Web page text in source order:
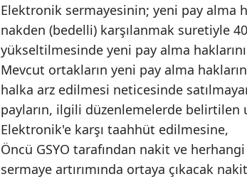
Elektronik sermayesinin; yeni pay alma
nakden (bedelli) karşılanmak suretiyle
yükseltilmesinde yeni pay alma
Mevcut ortakların yeni pay alma
halka arz edilmesi neticesinde
payların, ilgili düzenlemelerde belirtilen
Elektronik'e karşı taahhüt edilmesine,
Öncü GSYO tarafından nakit ve
sermaye artırımında ortaya çıkacak